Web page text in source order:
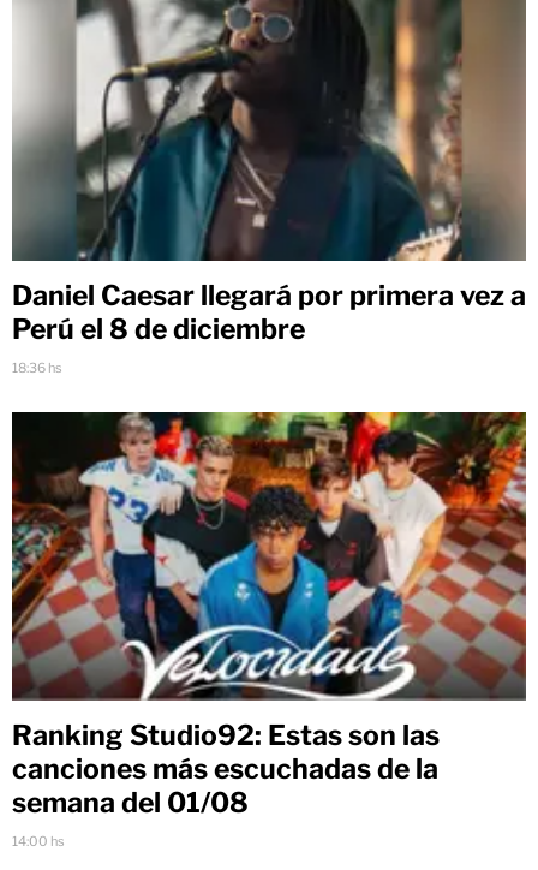
Daniel Caesar llegará por primera vez a
Perú el 8 de diciembre
18:36 hs
Ranking Studio92: Estas son las
canciones más escuchadas de la
semana del 01/08
14:00 hs